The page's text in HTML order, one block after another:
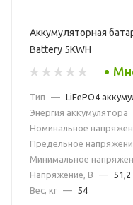
Аккумуляторная
Battery 5KWH
Тип — LiFePO4
Энергия аккумулятора
Номинальное
Предельное
Минимальное
Напряжение, В
— 51,2
Вес, кг — 54